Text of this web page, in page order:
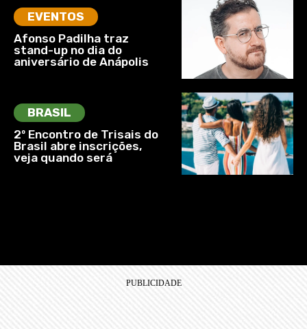
EVENTOS
Afonso Padilha traz
stand-up no dia do
aniversário de Anápolis
BRASIL
2º Encontro de Trisais do
Brasil abre inscrições,
veja quando será